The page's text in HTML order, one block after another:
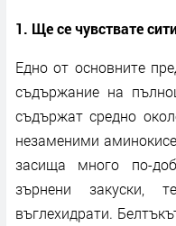
1. Ще се чувствате
Едно от основните
съдържание на
съдържат средно
незаменими
засища много по-
зърнени закуски,
въглехидрати.